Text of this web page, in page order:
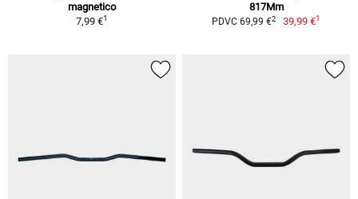
magnetico
7,99 €1
817Mm
PDVC 69,99 €2 39,99 €1